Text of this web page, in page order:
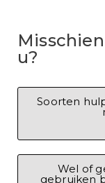
u?
Soorten
Wel of
gebruiken